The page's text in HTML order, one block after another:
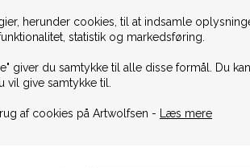
herunder cookies, til at indsamle
statistik og markedsføring.
giver du samtykke til alle disse formål. Du
give samtykke til.
af cookies på Artwolfsen - Læs mere